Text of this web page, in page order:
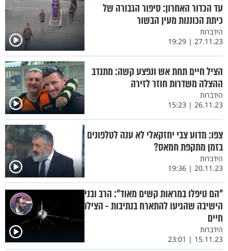
עד הכדור האחרון: סיפור הגבורה של
כיתת הכוננות מעין הבשור
הידברות
27.11.23 | 19:29
הציל חיים תחת אש ונפצע קשה: מתנדב
ההצלה משדרות חוזר לזירה
הידברות
26.11.23 | 15:23
צפו: מדוע צבי יחזקאלי לא ענה לטלפונים
בזמן מתקפת חמאס?
הידברות
20.11.23 | 19:36
"הם טיפלו במראות קשים מאוד": הרב ובני
הישיבה שהגיעו להתארח בנתיבות - הצילו
חיים
הידברות
15.11.23 | 23:01